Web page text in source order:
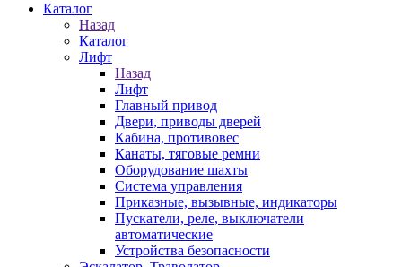
Каталог
Назад
Каталог
Лифт
Назад
Лифт
Главный привод
Двери, приводы дверей
Кабина, противовес
Канаты, тяговые ремни
Оборудование шахты
Система управления
Приказные, вызывные, индикаторы
Пускатели, реле, выключатели
автоматические
Устройства безопасности